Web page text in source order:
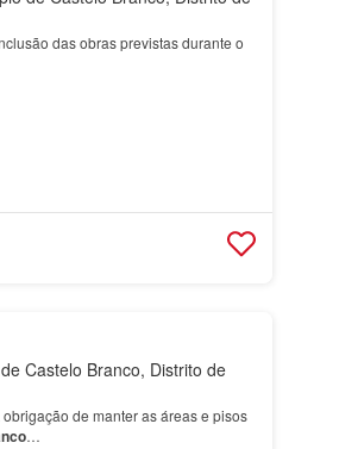
das obras previstas durante o
Castelo Branco, Distrito de
de manter as áreas e pisos
…